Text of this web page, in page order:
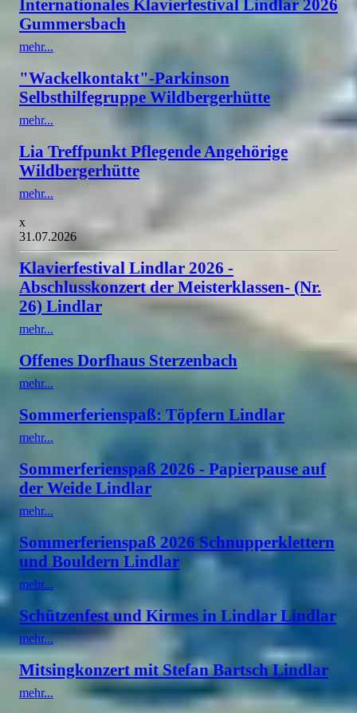
Internationales Klavierfestival Lindlar 2026
Gummersbach
mehr...
"Wackelkontakt"-Parkinson
Selbsthilfegruppe Wildbergerhütte
mehr...
Lia Treffpunkt Pflegende Angehörige
Wildbergerhütte
mehr...
x
31.07.2026
Klavierfestival Lindlar 2026 -
Abschlusskonzert der Meisterklassen- (Nr.
26) Lindlar
mehr...
Offenes Dorfhaus Sterzenbach
mehr...
Sommerferienspaß: Töpfern Lindlar
mehr...
Sommerferienspaß 2026 - Papierpause auf
der Weide Lindlar
mehr...
Sommerferienspaß 2026 Schnupperklettern
und Bouldern Lindlar
mehr...
Schützenfest und Kirmes in Lindlar Lindlar
mehr...
Mitsingkonzert mit Stefan Bartsch Lindlar
mehr...